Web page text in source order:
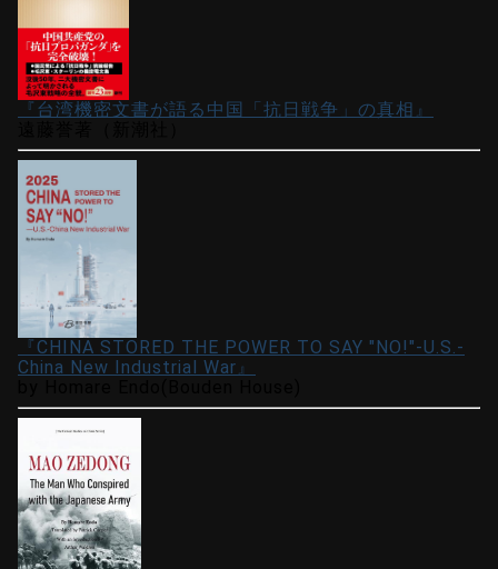
『台湾機密文書が語る中国「抗日戦争」の真相』
『CHINA STORED THE POWER TO SAY "NO!"-U.S.-
China New Industrial War』